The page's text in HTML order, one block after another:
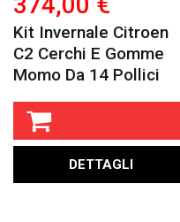
Kit Invernale Citroen
C2 Cerchi E Gomme
Momo Da 14 Pollici
DETTAGLI